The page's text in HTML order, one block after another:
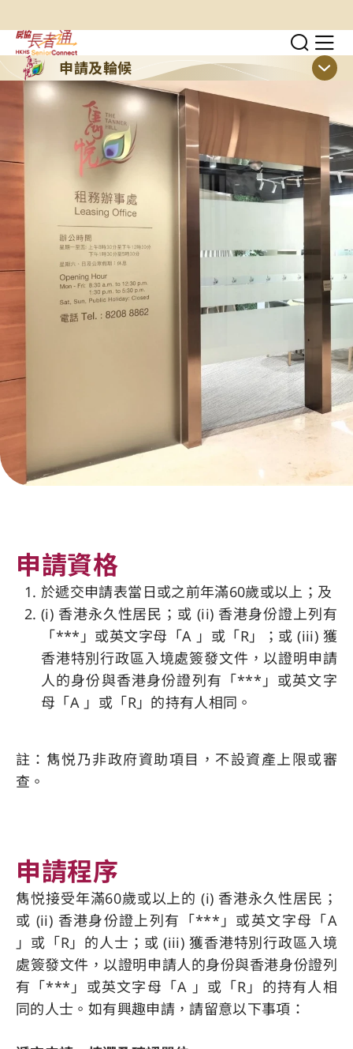
跳至主要內容
切換
顯
申請及輪候
顯
申請資格
於遞交申請表當日或之前年滿60歲或以上；及
(i) 香港永久性居民；或 (ii) 香港身份證上列有
「***」或英文字母「A 」或「R」；或 (iii) 獲
香港特別行政區入境處簽發文件，以證明申請
人的身份與香港身份證列有「***」或英文字
母「A 」或「R」的持有人相同。
註：雋悦乃非政府資助項目，不設資產上限或審
查。
申請程序
雋悦接受年滿60歲或以上的 (i) 香港永久性居民；
或 (ii) 香港身份證上列有「***」或英文字母「A
」或「R」的人士；或 (iii) 獲香港特別行政區入境
處簽發文件，以證明申請人的身份與香港身份證列
有「***」或英文字母「A 」或「R」的持有人相
同的人士。如有興趣申請，請留意以下事項：